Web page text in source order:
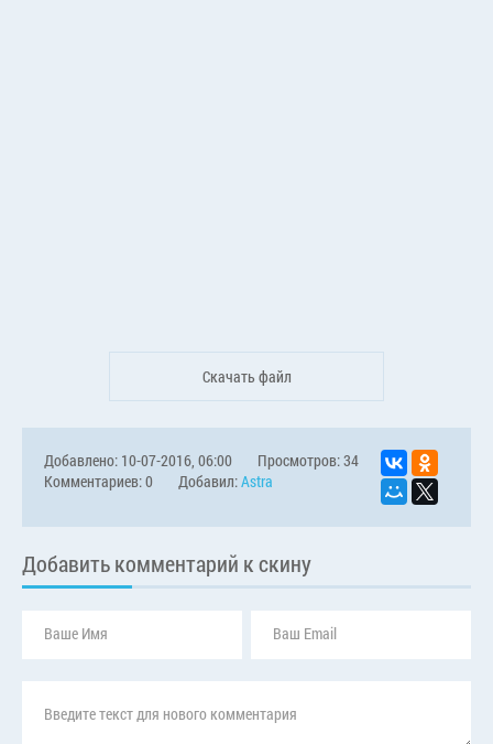
Скачать файл
Добавлено: 10-07-2016, 06:00
Просмотров: 34
Комментариев: 0
Добавил:Astra
Добавить комментарий к скину